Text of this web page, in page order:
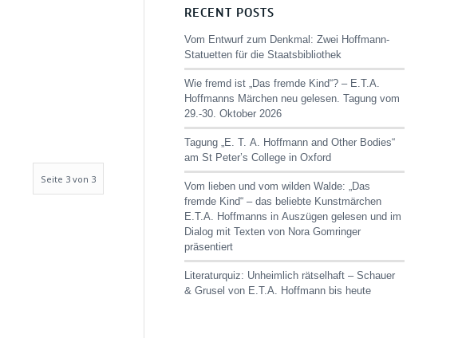
Seite 3 von 3
RECENT POSTS
Vom Entwurf zum Denkmal: Zwei Hoffmann-
Statuetten für die Staatsbibliothek
Wie fremd ist „Das fremde Kind“? – E.T.A.
Hoffmanns Märchen neu gelesen. Tagung vom
29.-30. Oktober 2026
Tagung „E. T. A. Hoffmann and Other Bodies“
am St Peter’s College in Oxford
Vom lieben und vom wilden Walde: „Das
fremde Kind“ – das beliebte Kunstmärchen
E.T.A. Hoffmanns in Auszügen gelesen und im
Dialog mit Texten von Nora Gomringer
präsentiert
Literaturquiz: Unheimlich rätselhaft – Schauer
& Grusel von E.T.A. Hoffmann bis heute